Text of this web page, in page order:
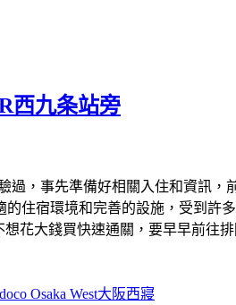
西九条站旁
過，事先準備好相關入住和資訊，
的住宿環境和完善的設施，受到許
花大錢買快速通關，要早早前往
Osaka West大阪西寢